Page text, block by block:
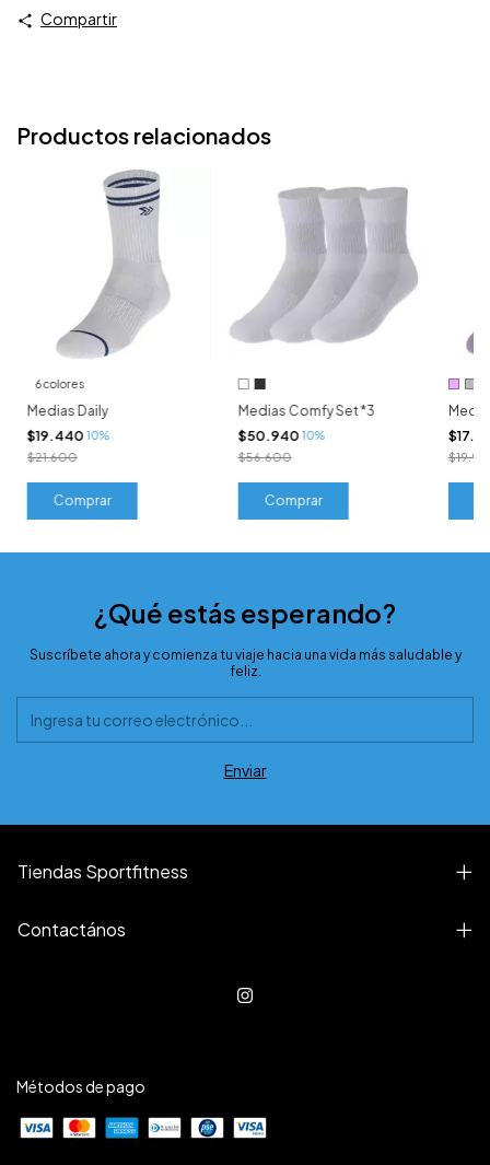
Compartir
Productos relacionados
6 colores
Medias Daily
$19.440 10%
$21.600
Comprar
Medias Comfy Set *3
$50.940 10%
$56.600
Comprar
¿Qué estás esperando?
Suscríbete ahora y comienza tu viaje hacia una vida más saludable y
feliz.
Tiendas Sportfitness
Contactános
Métodos de pago